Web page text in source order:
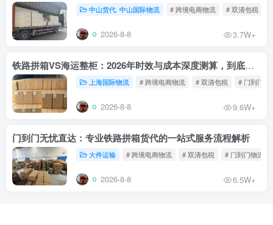
中山货代. 中山国际物流 # 跨境电商物流 # 双清包税
2026-8-8 3.7W+
铁路拼箱VS海运整柜：2026年时效与成本深度测算，到底能省多少钱？
上海国际物流 # 跨境电商物流 # 双清包税 # 门到门物
2026-8-8 9.6W+
门到门无忧直达：专业铁路拼箱货代的一站式服务流程解析
大件运输 # 跨境电商物流 # 双清包税 # 门到门物流
2026-8-8 6.5W+